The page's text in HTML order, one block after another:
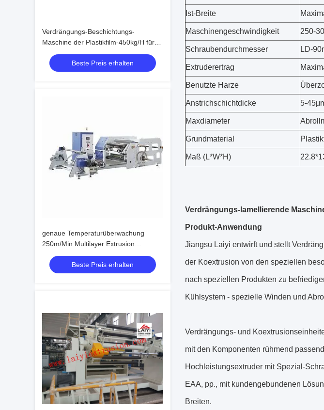
Verdrängungs-Beschichtungs-
Maschine der Plastikfilm-450kg/H für
ätzende Polymere
Beste Preis erhalten
genaue Temperaturüberwachung
250m/Min Multilayer Extrusion
Lamination Machine
Beste Preis erhalten
Ist-Breite
Maschinengeschwindigkeit 250-
Schraubendurchmesser LD-
Extruderertrag
Benutzte Harze
Anstrichschichtdicke 5-
Maxdiameter
Grundmaterial
Maß (L*W*H)
Verdrängungs-lamellierende
Produkt-Anwendung
Jiangsu Laiyi entwirft und stellt
der Koextrusion von den speziellen
nach speziellen Produkten zu
Kühlsystem - spezielle Winden und
Verdrängungs- und
mit den Komponenten rühmend
Hochleistungsextruder mit Spezial-
EAA, pp., mit kundengebundenen
Breiten.